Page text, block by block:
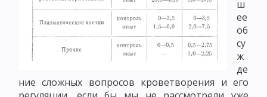
ш
ее
об
су
ж
де
ние сложных вопросов кроветворения и его